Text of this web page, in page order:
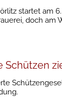
startet am
doch am
Schützen